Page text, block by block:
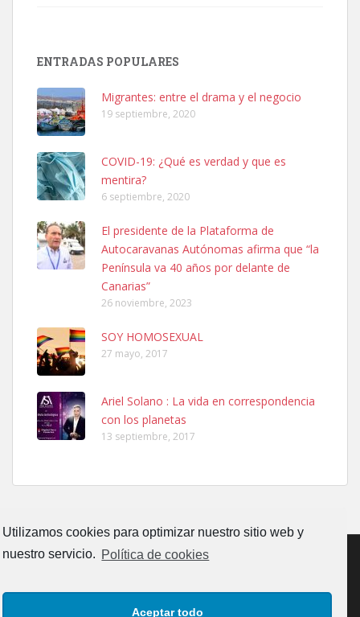
Utilizamos cookies para optimizar nuestro sitio web y
nuestro servicio. Política de cookies
Aceptar todo
Leales.org » Gran Canaria
Ninfa perdida
El día 5 se los perdió una ninfa papillera, asustada tiene miedo a la
calle, se perdió por la zon...
Leales.org » Gran Canaria
6.7.2025
Adopcion
Busco casa de acogida para mi perrita ya que por temas de trabajo
no la puedo tener. Solo gente r...
Gata joven encontrada
Gata joven encontrada en zona calle San Bernardo de Las Palmas
ENTRADAS POPULARES
Migrantes: entre el drama y el negocio
19 septiembre, 2020
COVID-19: ¿Qué es verdad y que es
mentira?
6 septiembre, 2020
El presidente de la Plataforma de
Autocaravanas Autónomas afirma que “la
Península va 40 años por delante de
Canarias”
26 noviembre, 2023
SOY HOMOSEXUAL
27 mayo, 2017
Ariel Solano : La vida en correspondencia
con los planetas
13 septiembre, 2017